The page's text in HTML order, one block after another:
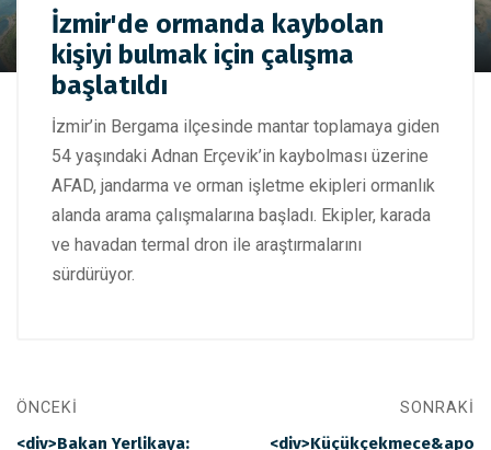
Anasayfa
YILDIZLAR TOUR
İzmir'de ormanda kaybolan kişiyi bulmak için çalışma
başlatıldı
İzmir'de ormanda kaybolan
kişiyi bulmak için çalışma
başlatıldı
İzmir’in Bergama ilçesinde mantar toplamaya giden
54 yaşındaki Adnan Erçevik’in kaybolması üzerine
AFAD, jandarma ve orman işletme ekipleri ormanlık
alanda arama çalışmalarına başladı. Ekipler, karada
ve havadan termal dron ile araştırmalarını
sürdürüyor.
ÖNCEKI
<div>Bakan Yerlikaya:
SONRAKI
<div>Küçükçekmece&apo